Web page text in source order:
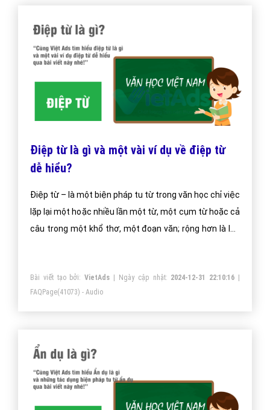
Điệp từ là gì và một vài ví dụ về điệp từ
dễ hiểu?
Điệp từ – là một biện pháp tu từ trong văn học chỉ việc
lặp lại một hoặc nhiều lần một từ, một cụm từ hoặc cả
câu trong một khổ thơ, một đoạn văn; rộng hơn là lặp
Bài viết tạo bởi:VietAds | Ngày cập nhật: 2024-12-31 22:10:16
FAQPage(41073) - Audio